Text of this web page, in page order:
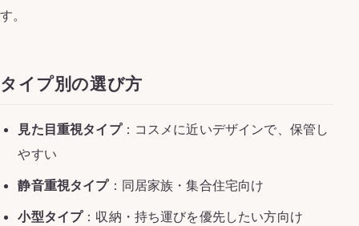
す。
タイプ別の選び方
見た目重視タイプ：コスメに近いデザインで、保管し
やすい
静音重視タイプ：同居家族・集合住宅向け
小型タイプ：収納・持ち運びを優先したい方向け